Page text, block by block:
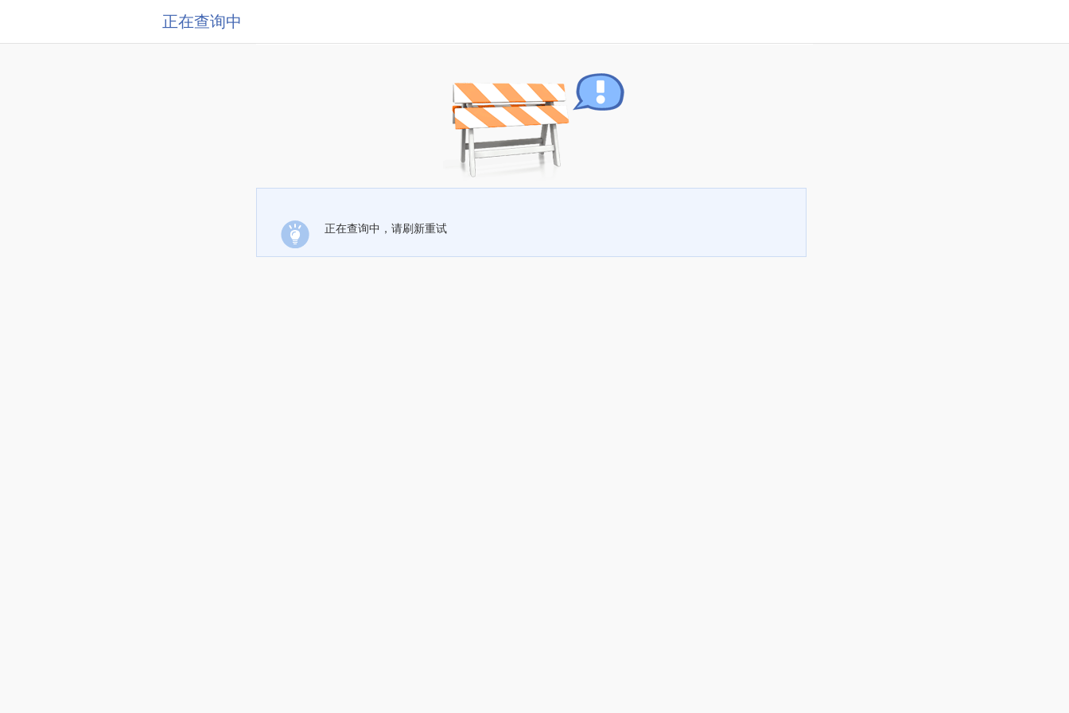
正在查询中
正在查询中，请刷新重试